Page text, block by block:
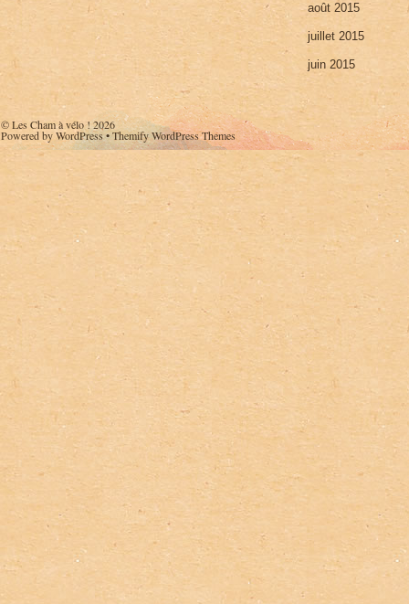
août 2015
juillet 2015
juin 2015
©Les Cham à vélo !2026
Powered byWordPress•Themify WordPress Themes